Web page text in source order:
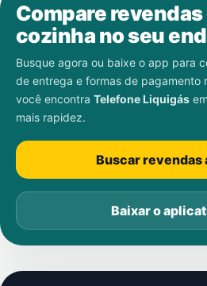
Compare revendas
cozinha no seu
Busque agora ou baixe o app para
de entrega e formas de pagamento
você encontra Telefone Liquigás em
mais rapidez.
Buscar revendas
Baixar o